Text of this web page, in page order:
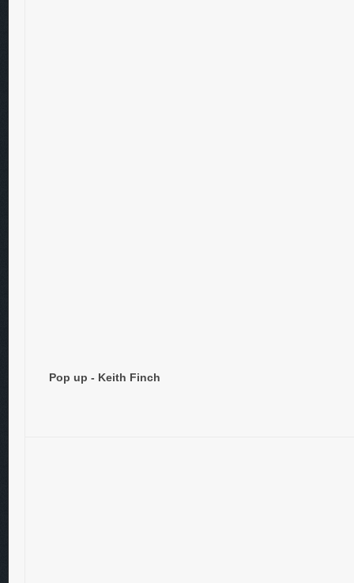
Pop up - Keith Finch